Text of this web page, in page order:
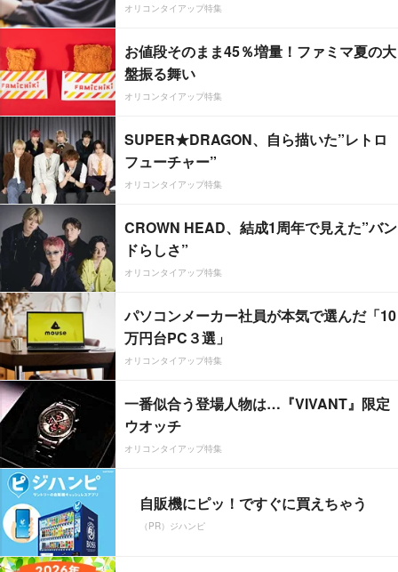
オリコンタイアップ特集
お値段そのまま45％増量！ファミマ夏の大
盤振る舞い
オリコンタイアップ特集
SUPER★DRAGON、自ら描いた”レトロ
フューチャー”
オリコンタイアップ特集
CROWN HEAD、結成1周年で見えた”バン
ドらしさ”
オリコンタイアップ特集
パソコンメーカー社員が本気で選んだ「10
万円台PC３選」
オリコンタイアップ特集
一番似合う登場人物は…『VIVANT』限定
ウオッチ
オリコンタイアップ特集
自販機にピッ！ですぐに買えちゃう
（PR）ジハンピ